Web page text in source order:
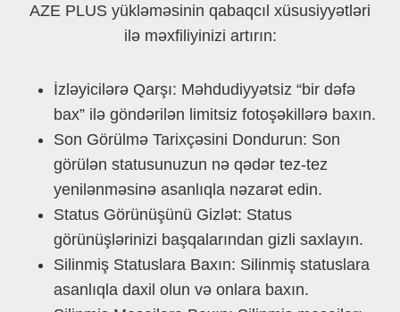
AZE PLUS yükləməsinin qabaqcıl xüsusiyyətləri
ilə məxfiliyinizi artırın:
İzləyicilərə Qarşı: Məhdudiyyətsiz “bir dəfə
bax” ilə göndərilən limitsiz fotoşəkillərə baxın.
Son Görülmə Tarixçəsini Dondurun: Son
görülən statusunuzun nə qədər tez-tez
yenilənməsinə asanlıqla nəzarət edin.
Status Görünüşünü Gizlət: Status
görünüşlərinizi başqalarından gizli saxlayın.
Silinmiş Statuslara Baxın: Silinmiş statuslara
asanlıqla daxil olun və onlara baxın.